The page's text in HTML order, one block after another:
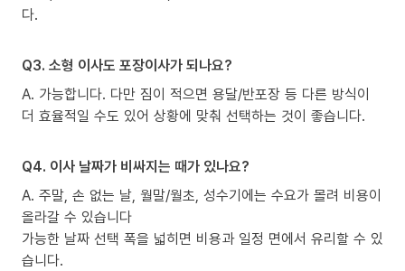
다.
Q3. 소형 이사도 포장이사가 되나요?
A. 가능합니다. 다만 짐이 적으면 용달/반포장 등 다른 방식이
더 효율적일 수도 있어 상황에 맞춰 선택하는 것이 좋습니다.
Q4. 이사 날짜가 비싸지는 때가 있나요?
A. 주말, 손 없는 날, 월말/월초, 성수기에는 수요가 몰려 비용이
올라갈 수 있습니다
가능한 날짜 선택 폭을 넓히면 비용과 일정 면에서 유리할 수 있
습니다.